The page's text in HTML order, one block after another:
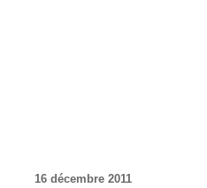
16 décembre 2011